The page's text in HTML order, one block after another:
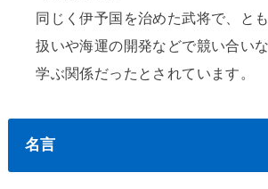
同じく伊予国を治めた武将で、と
扱いや海運の開発などで競い合い
学ぶ関係だったとされています。
名言